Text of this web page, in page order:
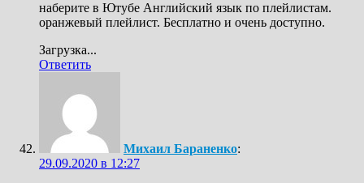
наберите в Ютубе Английский язык по плейлистам.
оранжевый плейлист. Бесплатно и очень доступно.
Загрузка...
Ответить
Михаил Бараненко:
29.09.2020 в 12:27